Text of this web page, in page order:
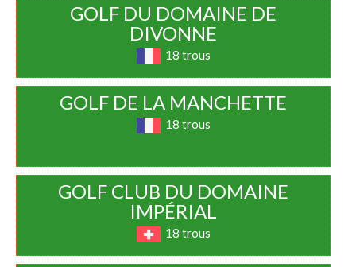
GOLF DU DOMAINE DE
DIVONNE
18 trous
GOLF DE LA MANCHETTE
18 trous
GOLF CLUB DU DOMAINE
IMPÉRIAL
18 trous